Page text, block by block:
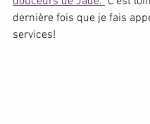
dernière fois que je fais
services!